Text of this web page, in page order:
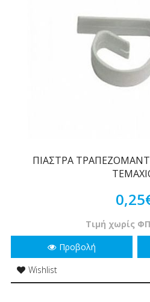
ΠΙΑΣΤΡΑ
Τιμή χωρίς
Προβολή
Wishlist